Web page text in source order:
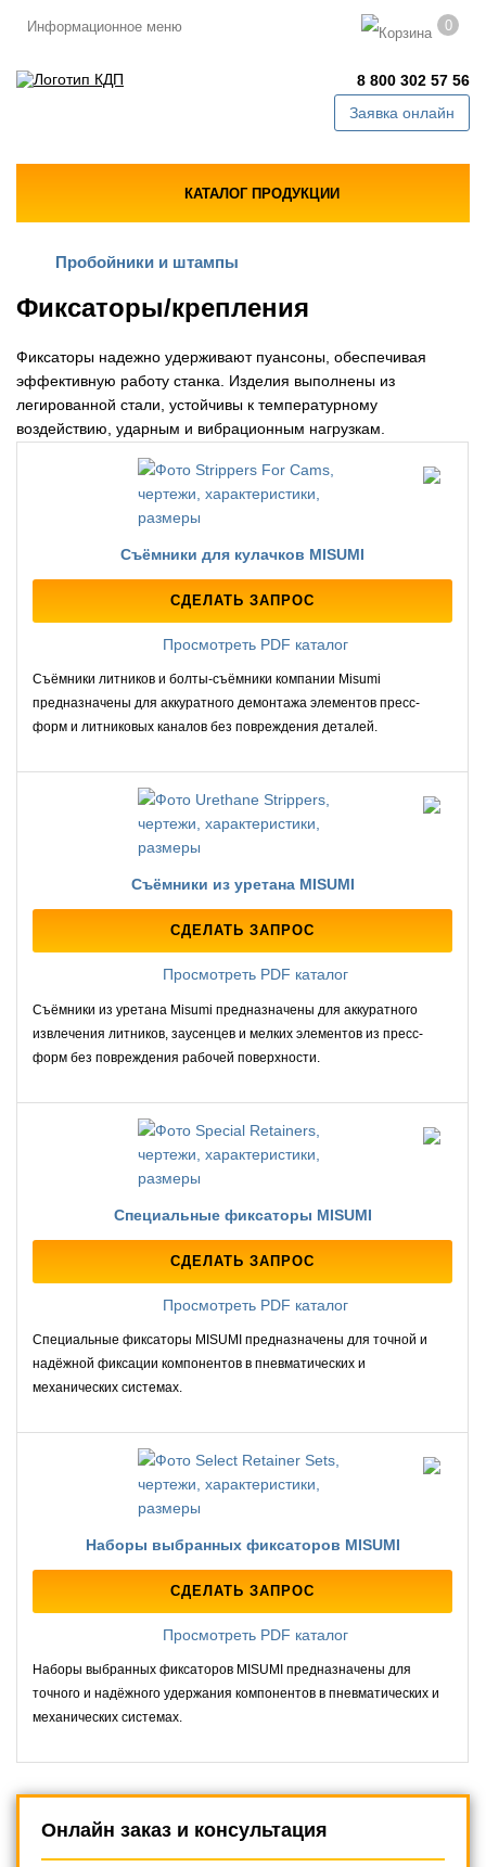
Информационное меню 0
8 800 302 57 56
Заявка онлайн
КАТАЛОГ ПРОДУКЦИИ
Пробойники и штампы
Фиксаторы/крепления
Фиксаторы надежно удерживают пуансоны, обеспечивая
эффективную работу станка. Изделия выполнены из
легированной стали, устойчивы к температурному
воздействию, ударным и вибрационным нагрузкам.
Съёмники для кулачков MISUMI
СДЕЛАТЬ ЗАПРОС
Просмотреть PDF каталог
Съёмники литников и болты-съёмники компании Misumi
предназначены для аккуратного демонтажа элементов пресс-
форм и литниковых каналов без повреждения деталей.
Съёмники из уретана MISUMI
СДЕЛАТЬ ЗАПРОС
Просмотреть PDF каталог
Съёмники из уретана Misumi предназначены для аккуратного
извлечения литников, заусенцев и мелких элементов из пресс-
форм без повреждения рабочей поверхности.
Специальные фиксаторы MISUMI
СДЕЛАТЬ ЗАПРОС
Просмотреть PDF каталог
Специальные фиксаторы MISUMI предназначены для точной и
надёжной фиксации компонентов в пневматических и
механических системах.
Наборы выбранных фиксаторов MISUMI
СДЕЛАТЬ ЗАПРОС
Просмотреть PDF каталог
Наборы выбранных фиксаторов MISUMI предназначены для
точного и надёжного удержания компонентов в пневматических и
механических системах.
Онлайн заказ и консультация